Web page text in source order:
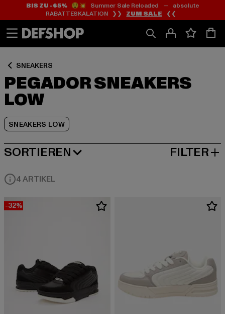
Zum
Inhalt
springen
Zum
Fußzeile
springen
BIS ZU -65%😲💥 Summer Sale Reloaded — absolute
RABATTESKALATION ❯❯ ZUM SALE ❮❮
SNEAKERS
PEGADOR SNEAKERS
LOW
SNEAKERS LOW
Zum
Produktraster
springen
SORTIEREN
BELIEBTESTE FILTER
4 ARTIKEL
-32%